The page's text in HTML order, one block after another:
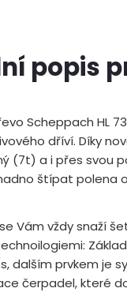
popis
Scheppach HL
dříví. Díky
(7t) a i přes svou
štípat polena
Vám vždy snaží
dalším prvkem je
čerpadel, které